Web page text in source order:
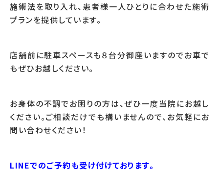
施術法を取り入れ、患者様一人ひとりに合わせた施術
プランを提供しています。
店舗前に駐車スペースも８台分御座いますのでお車で
もぜひお越しください。
お身体の不調でお困りの方は、ぜひ一度当院にお越し
ください。ご相談だけでも構いませんので、お気軽にお
問い合わせください！
LINEでのご予約も受け付けております。